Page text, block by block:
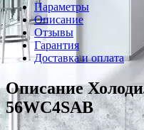
Параметры
Описание
Отзывы
Гарантия
Доставка и оплата
Описание
56WC4SAB